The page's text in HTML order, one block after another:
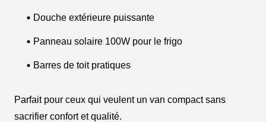
Douche extérieure puissante
Panneau solaire 100W pour le frigo
Barres de toit pratiques
Parfait pour ceux qui veulent un van compact sans
sacrifier confort et qualité.